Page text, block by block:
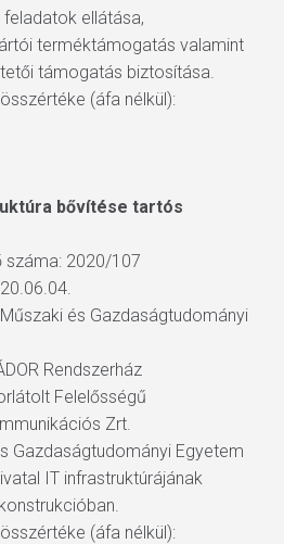
ellátása,
terméktámogatás valamint
támogatás biztosítása.
(áfa nélkül):
bővítése tartós
száma: 2020/107
és Gazdaságtudományi
Rendszerház
Felelősségű
Zrt.
Gazdaságtudományi Egyetem
IT infrastruktúrájának
(áfa nélkül):